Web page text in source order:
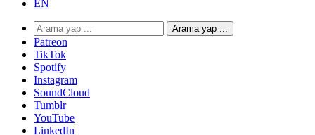
EN
Arama yap ...
Patreon
TikTok
Spotify
Instagram
SoundCloud
Tumblr
YouTube
LinkedIn